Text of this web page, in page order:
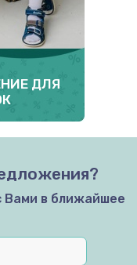
ДЛЯ
Вами в ближайшее